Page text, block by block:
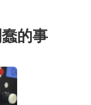
的事